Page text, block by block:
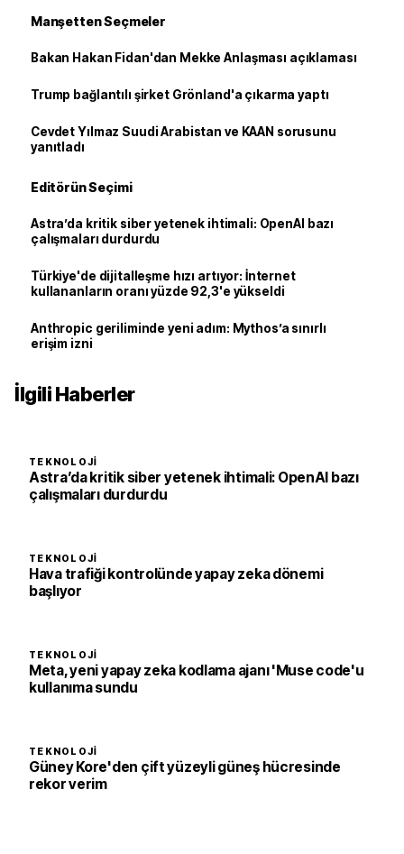
Manşetten Seçmeler
Bakan Hakan Fidan'dan Mekke Anlaşması açıklaması
Trump bağlantılı şirket Grönland'a çıkarma yaptı
Cevdet Yılmaz Suudi Arabistan ve KAAN sorusunu
yanıtladı
Editörün Seçimi
Astra’da kritik siber yetenek ihtimali: OpenAI bazı
çalışmaları durdurdu
Türkiye'de dijitalleşme hızı artıyor: İnternet
kullananların oranı yüzde 92,3'e yükseldi
Anthropic geriliminde yeni adım: Mythos’a sınırlı
erişim izni
İlgili Haberler
TEKNOLOJI
Astra’da kritik siber yetenek ihtimali: OpenAI bazı
çalışmaları durdurdu
TEKNOLOJI
Hava trafiği kontrolünde yapay zeka dönemi
başlıyor
TEKNOLOJI
Meta, yeni yapay zeka kodlama ajanı 'Muse code'u
kullanıma sundu
TEKNOLOJI
Güney Kore'den çift yüzeyli güneş hücresinde
rekor verim